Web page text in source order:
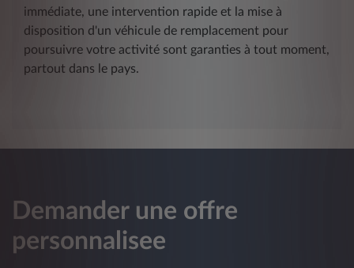
immédiate, une intervention rapide et la mise à
disposition d'un véhicule de remplacement pour
poursuivre votre activité sont garanties à tout moment,
partout dans le pays.
Demander une offre
personnalisee